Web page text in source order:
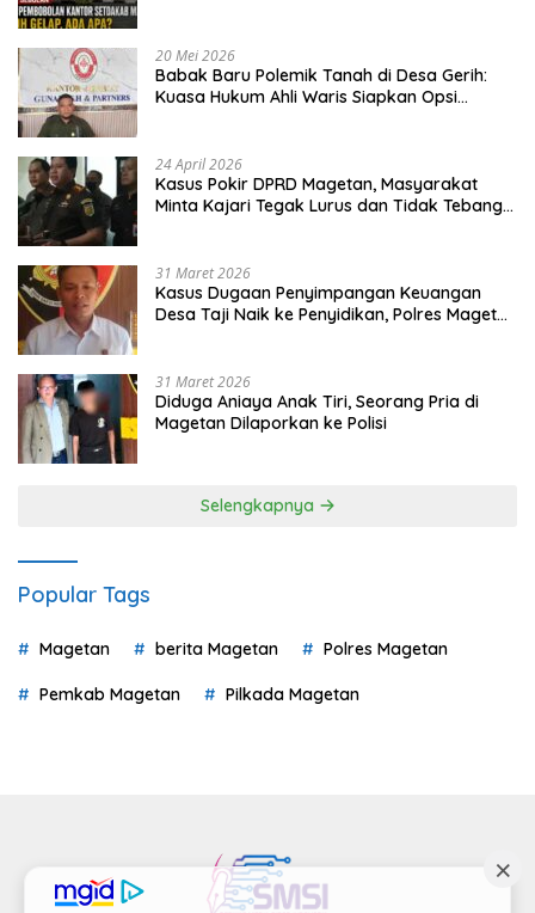
20 Mei 2026
Babak Baru Polemik Tanah di Desa Gerih:
Kuasa Hukum Ahli Waris Siapkan Opsi
24 April 2026
Kasus Pokir DPRD Magetan, Masyarakat
Minta Kajari Tegak Lurus dan Tidak Tebang
31 Maret 2026
Kasus Dugaan Penyimpangan Keuangan
Desa Taji Naik ke Penyidikan, Polres Magetan
31 Maret 2026
Diduga Aniaya Anak Tiri, Seorang Pria di
Magetan Dilaporkan ke Polisi
Selengkapnya
Popular Tags
Magetan berita Magetan Polres Magetan
Pemkab Magetan Pilkada Magetan